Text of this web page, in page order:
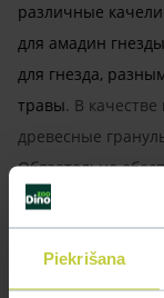
Piekrišana
различные
для амадин
для гнезда,
травы. В
древесные
Обязательно
ванночкой с
сквозняков и
реже одного раза